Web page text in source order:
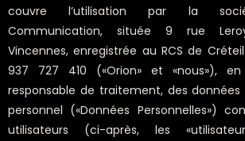
couvre l’utilisation par la
Communication, située 9 rue
Vincennes, enregistrée au RCS de
937 727 410 («Orion» et «nous»),
responsable de traitement, des
personnel («Données Personnelles»)
utilisateurs (ci-après, les